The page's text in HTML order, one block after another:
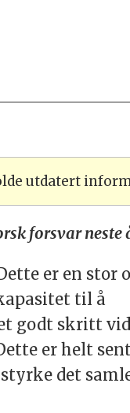
utdatert
forsvar neste
er en stor
til å
godt skritt
er helt
det